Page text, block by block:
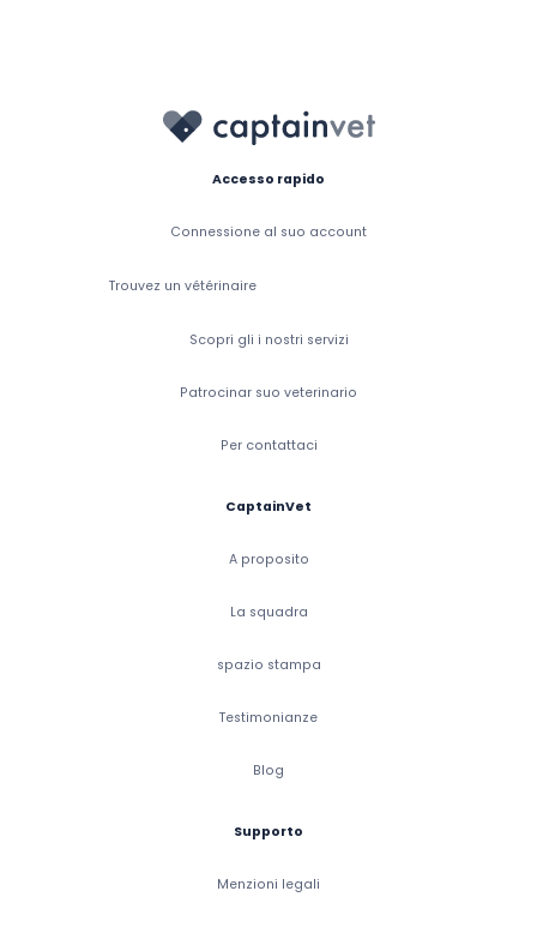
Accesso rapido
Connessione al suo account
Trouvez un vétérinaire
Scopri gli i nostri servizi
Patrocinar suo veterinario
Per contattaci
CaptainVet
A proposito
La squadra
spazio stampa
Testimonianze
Blog
Supporto
Menzioni legali